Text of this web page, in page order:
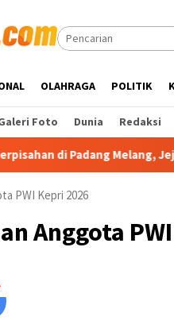
OLAHRAGA POLITIK
Foto Dunia Redaksi
Melang, Jejak
PWI Kepri 2026
Anggota